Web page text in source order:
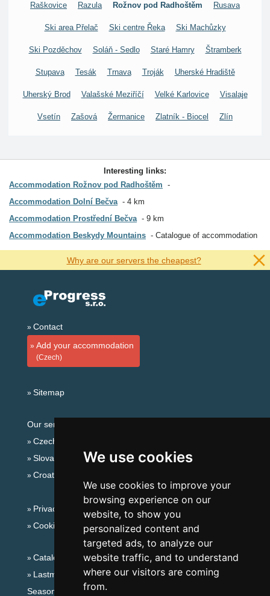
We use cookies
We use cookies to improve your
browsing experience on our
website, to show you
personalized content and
targeted ads, to analyze our
website traffic, and to understand
where our visitors are coming
from.
Raškovice Razula Rožnov pod Radhoštěm Rusava
Ski area Přelač Ski centre Řeka Ski Machůzky
Ski Pozděchov Soláň - Sedlo Staré Hamry Štramberk
Stupava Tesák Trnava Troják Uherské Hradiště
Uherský Brod Valašské Meziříčí Velké Karlovice Visalaje
Vsetín Zašová Žermanice Zlatník - Biocel Zlín
Interesting links:
Accommodation Rožnov pod Radhoštěm
Accommodation Dolní Bečva
4 km
Accommodation Prostřední Bečva
9 km
Accommodation Beskydy Mountains
Catalogue of accommodation
Why are our servers the cheapest?
Contact
Add your accommodation
(Czech)
Sitemap
Our servers:
Czech mountains
Slovakian mountains
Croatian Adriatic
Privacy policy
Cookies
Catalog of accommodation
Lastminute Beskydy Mountains
Seasonal links: